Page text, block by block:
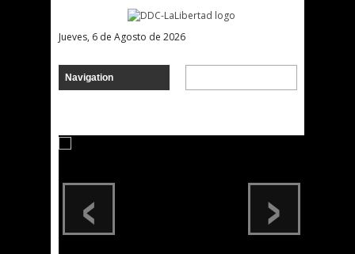
Jueves, 6 de Agosto de 2026
›
‹